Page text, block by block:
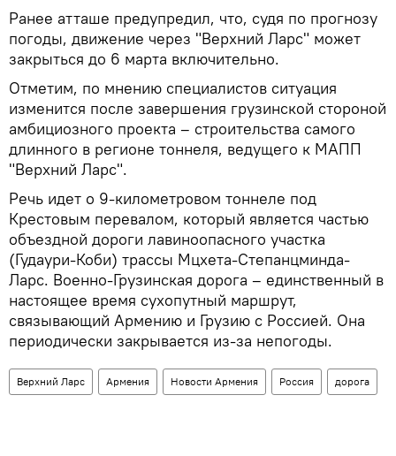
Ранее атташе предупредил, что, судя по прогнозу
погоды, движение через "Верхний Ларс" может
закрыться до 6 марта включительно.
Отметим, по мнению специалистов ситуация
изменится после завершения грузинской стороной
амбициозного проекта – строительства самого
длинного в регионе тоннеля, ведущего к МАПП
"Верхний Ларс".
Речь идет о 9-километровом тоннеле под
Крестовым перевалом, который является частью
объездной дороги лавиноопасного участка
(Гудаури-Коби) трассы Мцхета-Степанцминда-
Ларс. Военно-Грузинская дорога – единственный в
настоящее время сухопутный маршрут,
связывающий Армению и Грузию с Россией. Она
периодически закрывается из-за непогоды.
Верхний Ларс Армения Новости Армения Россия дорога